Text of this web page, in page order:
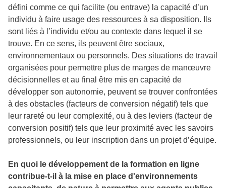
défini comme ce qui facilite (ou entrave) la capacité d’un
individu à faire usage des ressources à sa disposition. Ils
sont liés à l’individu et/ou au contexte dans lequel il se
trouve. En ce sens, ils peuvent être sociaux,
environnementaux ou personnels. Des situations de travail
organisées pour permettre plus de marges de manœuvre
décisionnelles et au final être mis en capacité de
développer son autonomie, peuvent se trouver confrontées
à des obstacles (facteurs de conversion négatif) tels que
leur rareté ou leur complexité, ou à des leviers (facteur de
conversion positif) tels que leur proximité avec les savoirs
professionnels, ou leur inscription dans un projet d’équipe.
En quoi le développement de la formation en ligne
contribue-t-il à la mise en place d'environnements